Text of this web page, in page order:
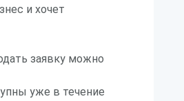
и хочет
заявку можно
уже в течение